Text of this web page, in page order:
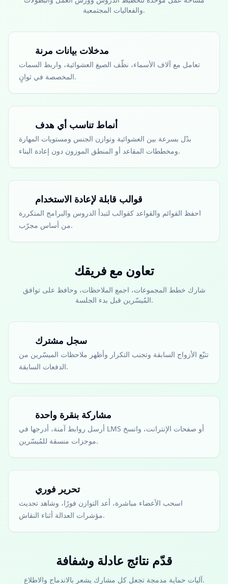
والفعاليات المجتمعية.
مدخلات بيانات مرنة
تعامل مع آلاف الأسماء، نظّف الصيغ العشوائية، واربط السمات
المخصصة في ثوانٍ.
أنماط تناسب أي هدف
بدّل بسرعة بين العشوائية وتوازن الجنس ومستويات المهارة
ومخططات المقاعد أو المنطق الموزون دون إعادة البناء.
قوالب قابلة لإعادة الاستخدام
احفظ القوائم والقواعد كقوالب لتبدأ الدروس والبرامج المتكررة
من أساس مجرّب.
تعاون مع فريقك
شارك خطط المجموعات، اجمع الملاحظات، وحافظ على توافق
المُيسّرين قبل بدء الجلسة.
سجل مشترك
تتبّع الأزواج السابقة وتجنب التكرار وأظهر ملاحظات الميسّرين من
الدفعات السابقة.
مشاركة بنقرة واحدة
أرسل روابط آمنة، أدرجها في LMS أو صفحات الإنترانت، وانسخ
موجزات منسقة للمُيسّرين.
تحرير فوري
اسحب الأعضاء مباشرة، أعد التوازن فورًا، وشاهد تحديث
مؤشرات العدالة أثناء النقاش.
قدّم نتائج عادلة وشفافة
آليات حماية مدمجة تجعل كل مشارك يشعر بالاندماج والاطلاع.